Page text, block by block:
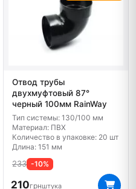
Отвод трубы
двухмуфтовый 87°
черный 100мм RainWay
Тип системы: 130/100 мм
Материал: ПВХ
Количество в упаковке: 20 шт
Длина: 151 мм
233 -10%
210грнштука